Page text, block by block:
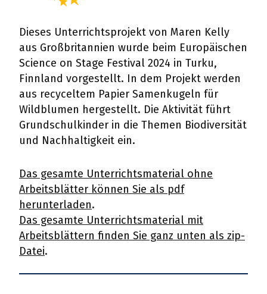
Dieses Unterrichtsprojekt von Maren Kelly
aus Großbritannien wurde beim Europäischen
Science on Stage Festival 2024 in Turku,
Finnland vorgestellt. In dem Projekt werden
aus recyceltem Papier Samenkugeln für
Wildblumen hergestellt. Die Aktivität führt
Grundschulkinder in die Themen Biodiversität
und Nachhaltigkeit ein.
Das gesamte Unterrichtsmaterial ohne
Arbeitsblätter können Sie als pdf
herunterladen.
Das gesamte Unterrichtsmaterial mit
Arbeitsblättern finden Sie ganz unten als zip-
Datei.